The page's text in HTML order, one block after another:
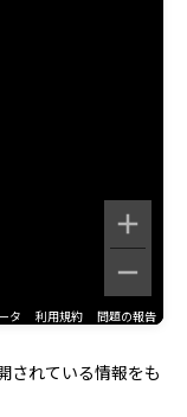
タ 利用規約 問題の報告
されている情報をも